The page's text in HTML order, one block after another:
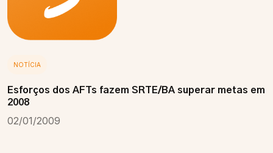
NOTÍCIA
Esforços dos AFTs fazem SRTE/BA superar metas em
2008
02/01/2009